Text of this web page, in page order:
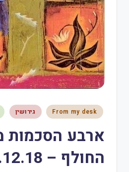
From my desk גירושין
ארבע הסכמות
החולף – 29.12.18